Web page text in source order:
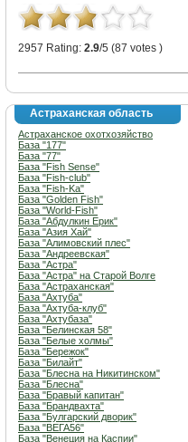
2957 Rating: 2.9/5 (87 votes )
Астраханская область
Астраханское охотхозяйство
База "177"
База "77"
База "Fish Sense"
База "Fish-club"
База "Fish-Ka"
База "Golden Fish"
База "World-Fish"
База "Абдулкин Ерик"
База "Азия Хай"
База "Алимовский плес"
База "Андреевская"
База "Астра"
База "Астра" на Старой Волге
База "Астраханская"
База "Ахтуба"
База "Ахтуба-клуб"
База "Ахтубаза"
База "Белинская 58"
База "Белые холмы"
База "Бережок"
База "Билайт"
База "Блесна на Никитинском"
База "Блесна"
База "Бравый капитан"
База "Брандвахта"
База "Булгарский дворик"
База "ВЕГА56"
База "Венеция на Каспии"